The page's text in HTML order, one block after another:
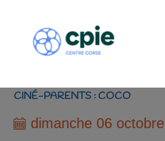
CINÉ-PARENTS : COCO
dimanche 06